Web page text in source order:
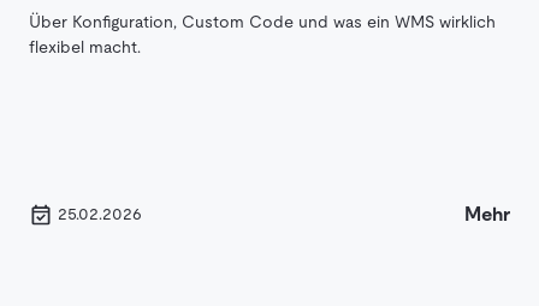
Über Konfiguration, Custom Code und was ein WMS wirklich
flexibel macht.
25.02.2026 Mehr